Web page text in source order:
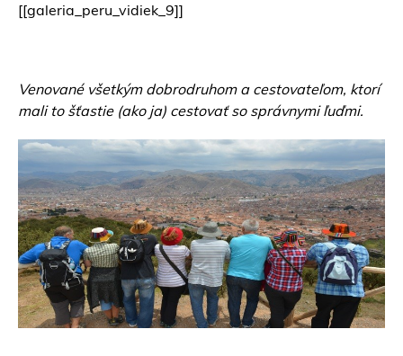
[[galeria_peru_vidiek_9]]
Venované všetkým dobrodruhom a cestovateľom, ktorí
mali to šťastie (ako ja) cestovať so správnymi ľuďmi.